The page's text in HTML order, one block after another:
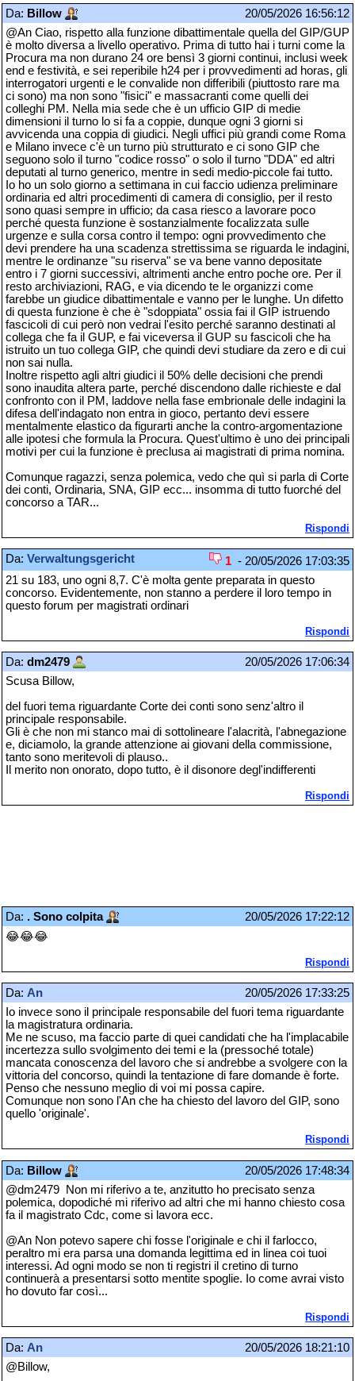
Da: Billow
20/05/2026 16:56:12
@An Ciao, rispetto alla funzione dibattimentale quella del GIP/GUP
è molto diversa a livello operativo. Prima di tutto hai i turni come la
Procura ma non durano 24 ore bensì 3 giorni continui, inclusi week
end e festività, e sei reperibile h24 per i provvedimenti ad horas, gli
interrogatori urgenti e le convalide non differibili (piuttosto rare ma
ci sono) ma non sono "fisici" e massacranti come quelli dei
colleghi PM. Nella mia sede che è un ufficio GIP di medie
dimensioni il turno lo si fa a coppie, dunque ogni 3 giorni si
avvicenda una coppia di giudici. Negli uffici più grandi come Roma
e Milano invece c'è un turno più strutturato e ci sono GIP che
seguono solo il turno "codice rosso" o solo il turno "DDA" ed altri
deputati al turno generico, mentre in sedi medio-piccole fai tutto.
Io ho un solo giorno a settimana in cui faccio udienza preliminare
ordinaria ed altri procedimenti di camera di consiglio, per il resto
sono quasi sempre in ufficio; da casa riesco a lavorare poco
perché questa funzione è sostanzialmente focalizzata sulle
urgenze e sulla corsa contro il tempo: ogni provvedimento che
devi prendere ha una scadenza strettissima se riguarda le indagini,
mentre le ordinanze "su riserva" se va bene vanno depositate
entro i 7 giorni successivi, altrimenti anche entro poche ore. Per il
resto archiviazioni, RAG, e via dicendo te le organizzi come
farebbe un giudice dibattimentale e vanno per le lunghe. Un difetto
di questa funzione è che è "sdoppiata" ossia fai il GIP istruendo
fascicoli di cui però non vedrai l'esito perché saranno destinati al
collega che fa il GUP, e fai viceversa il GUP su fascicoli che ha
istruito un tuo collega GIP, che quindi devi studiare da zero e di cui
non sai nulla.
Inoltre rispetto agli altri giudici il 50% delle decisioni che prendi
sono inaudita altera parte, perché discendono dalle richieste e dal
confronto con il PM, laddove nella fase embrionale delle indagini la
difesa dell'indagato non entra in gioco, pertanto devi essere
mentalmente elastico da figurarti anche la contro-argomentazione
alle ipotesi che formula la Procura. Quest'ultimo è uno dei principali
motivi per cui la funzione è preclusa ai magistrati di prima nomina.
Comunque ragazzi, senza polemica, vedo che quì si parla di Corte
dei conti, Ordinaria, SNA, GIP ecc... insomma di tutto fuorché del
concorso a TAR...
Rispondi
Da: Verwaltungsgericht 1 - 20/05/2026 17:03:35
21 su 183, uno ogni 8,7. C'è molta gente preparata in questo
concorso. Evidentemente, non stanno a perdere il loro tempo in
questo forum per magistrati ordinari
Rispondi
Da: dm2479
20/05/2026 17:06:34
Scusa Billow,
del fuori tema riguardante Corte dei conti sono senz'altro il
principale responsabile.
Gli è che non mi stanco mai di sottolineare l'alacrità, l'abnegazione
e, diciamolo, la grande attenzione ai giovani della commissione,
tanto sono meritevoli di plauso..
Il merito non onorato, dopo tutto, è il disonore degl'indifferenti
Rispondi
Da: . Sono colpita
20/05/2026 17:22:12
😂😂😂
Rispondi
Da: An
20/05/2026 17:33:25
Io invece sono il principale responsabile del fuori tema riguardante
la magistratura ordinaria.
Me ne scuso, ma faccio parte di quei candidati che ha l'implacabile
incertezza sullo svolgimento dei temi e la (pressoché totale)
mancata conoscenza del lavoro che si andrebbe a svolgere con la
vittoria del concorso, quindi la tentazione di fare domande è forte.
Penso che nessuno meglio di voi mi possa capire.
Comunque non sono l'An che ha chiesto del lavoro del GIP, sono
quello 'originale'.
Rispondi
Da: Billow
20/05/2026 17:48:34
@dm2479 Non mi riferivo a te, anzitutto ho precisato senza
polemica, dopodiché mi riferivo ad altri che mi hanno chiesto cosa
fa il magistrato Cdc, come si lavora ecc.
@An Non potevo sapere chi fosse l'originale e chi il farlocco,
peraltro mi era parsa una domanda legittima ed in linea coi tuoi
interessi. Ad ogni modo se non ti registri il cretino di turno
continuerà a presentarsi sotto mentite spoglie. Io come avrai visto
ho dovuto far così...
Rispondi
Da: An
20/05/2026 18:21:10
@Billow,